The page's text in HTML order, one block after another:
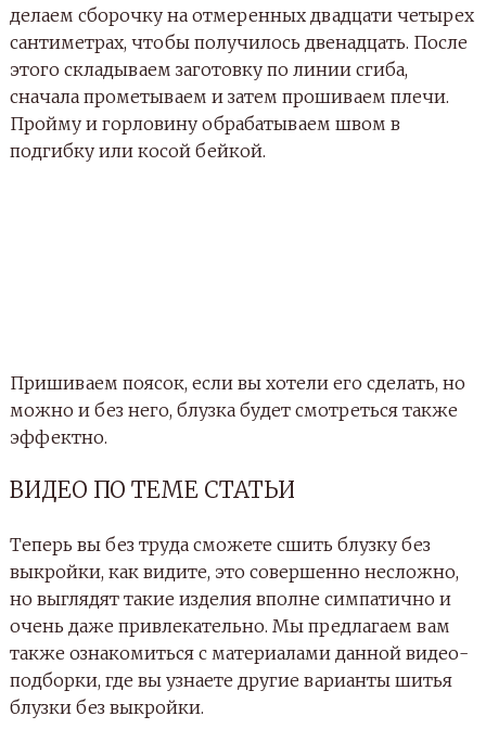
делаем сборочку на отмеренных двадцати четырех
сантиметрах, чтобы получилось двенадцать. После
этого складываем заготовку по линии сгиба,
сначала прометываем и затем прошиваем плечи.
Пройму и горловину обрабатываем швом в
подгибку или косой бейкой.
Пришиваем поясок, если вы хотели его сделать, но
можно и без него, блузка будет смотреться также
эффектно.
ВИДЕО ПО ТЕМЕ СТАТЬИ
Теперь вы без труда сможете сшить блузку без
выкройки, как видите, это совершенно несложно,
но выглядят такие изделия вполне симпатично и
очень даже привлекательно. Мы предлагаем вам
также ознакомиться с материалами данной видео-
подборки, где вы узнаете другие варианты шитья
блузки без выкройки.